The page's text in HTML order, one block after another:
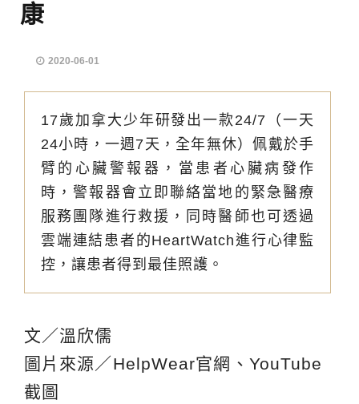
康
2020-06-01
17歲加拿大少年研發出一款24/7（一天
24小時，一週7天，全年無休）佩戴於手
臂的心臟警報器，當患者心臟病發作
時，警報器會立即聯絡當地的緊急醫療
服務團隊進行救援，同時醫師也可透過
雲端連結患者的HeartWatch進行心律監
控，讓患者得到最佳照護。
文／溫欣儒
圖片來源／HelpWear官網、YouTube
截圖